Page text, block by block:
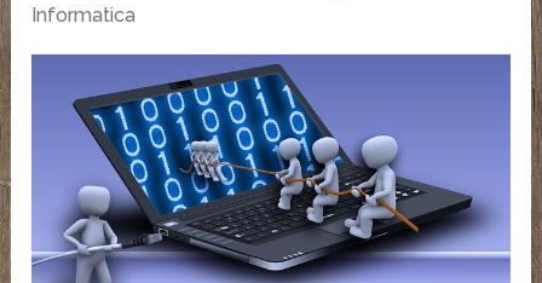
Informatica